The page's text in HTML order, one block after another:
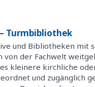
Turmbibliothek
und Bibliotheken mit
von der Fachwelt
kleinere kirchliche
und zugänglich